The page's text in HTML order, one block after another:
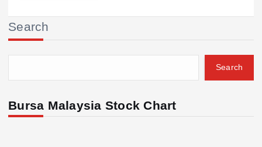
Search
Search
Bursa Malaysia Stock Chart